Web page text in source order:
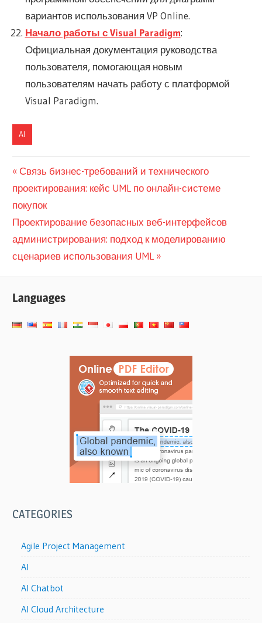
вариантов использования VP Online.
Начало работы с Visual Paradigm:
Официальная документация руководства
пользователя, помогающая новым
пользователям начать работу с платформой
Visual Paradigm.
AI
Навигация
по
записям
Previous
Post:
Связь бизнес-требований и технического
проектирования: кейс UML по онлайн-системе
покупок
Next
Post:
Проектирование безопасных веб-интерфейсов
администрирования: подход к моделированию
сценариев использования UML
Languages
CATEGORIES
Agile Project Management
AI
AI Chatbot
AI Cloud Architecture